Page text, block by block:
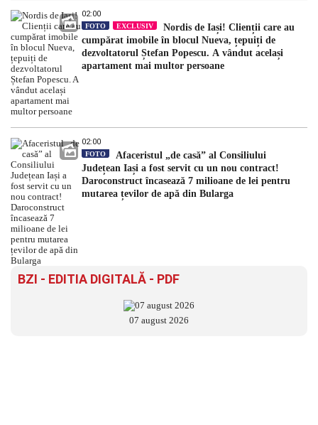
02:00
FOTO EXCLUSIV
Nordis de Iași! Clienții care au
cumpărat imobile în blocul Nueva, țepuiți de
dezvoltatorul Ștefan Popescu. A vândut același
apartament mai multor persoane
02:00
FOTO
Afaceristul „de casă” al Consiliului
Județean Iași a fost servit cu un nou contract!
Daroconstruct încasează 7 milioane de lei pentru
mutarea țevilor de apă din Bularga
BZI - EDITIA DIGITALĂ - PDF
07 august 2026